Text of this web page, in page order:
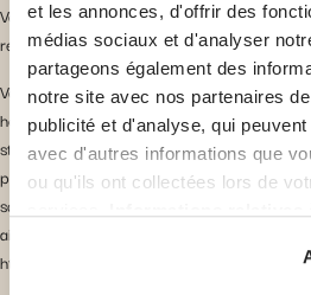
et les annonces, d'offrir des
médias sociaux et d'analyser
partageons également des
notre site avec nos partenaires
publicité et d'analyse, qui
avec d'autres informations que
ou qu'ils ont collectées lors de
Vous avez la possibilité de
Vos données peuvent également être
réglementaires, des tribunaux.
Vos données peuvent être enregistrées sur
hébergeur tiers dans le cadre de produits
stipulations contenues dans les conditions
produits concernés. Vous êtes informés de
souscription de ce produit pour lequel vous
ainsi que sur la page Transparency du
https://groupe.foyer.lu/fr/transparency.